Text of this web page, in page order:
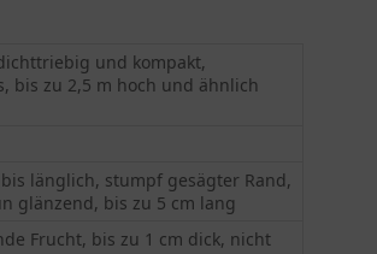
und kompakt,
bis zu 2,5 m hoch und ähnlich
länglich, stumpf gesägter Rand,
glänzend, bis zu 5 cm lang
Frucht, bis zu 1 cm dick, nicht